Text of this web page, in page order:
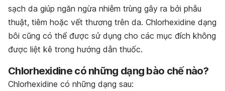
sạch da giúp ngăn ngừa nhiễm trùng gây ra bởi phẫu
thuật, tiêm hoặc vết thương trên da. Chlorhexidine dạng
bôi cũng có thể được sử dụng cho các mục đích không
được liệt kê trong hướng dẫn thuốc.
Chlorhexidine có những dạng bào chế nào?
Chlorhexidine có những dạng sau: